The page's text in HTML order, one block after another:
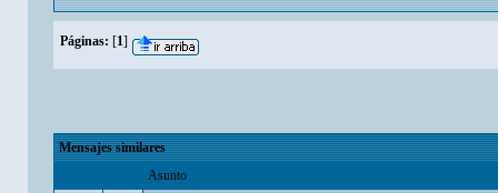
Páginas: [1]
Mensajes similares
Asunto